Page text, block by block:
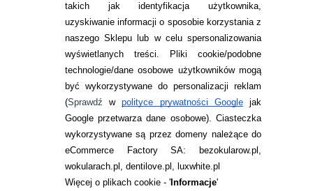
takich jak identyfikacja użytkownika,
uzyskiwanie informacji o sposobie korzystania z
naszego Sklepu lub w celu spersonalizowania
wyświetlanych treści.
Pliki cookie/podobne
technologie/dane osobowe użytkowników mogą
być wykorzystywane do personalizacji reklam
(Sprawdźwpolityce prywatności Googlejak
Google przetwarza dane osobowe). Ciasteczka
wykorzystywane są przez domeny należące do
eCommerce Factory SA: bezokularow.pl,
wokularach.pl, dentilove.pl, luxwhite.pl
Więcej o plikach cookie - 'Informacje'
INFORMACJE KONTAKTOWE
JAK ZAMAWIAĆ?
ZWROTY I REKLAMACJA
WARUNKI ZAKUPÓW
RANKINGI SOCZEWEK